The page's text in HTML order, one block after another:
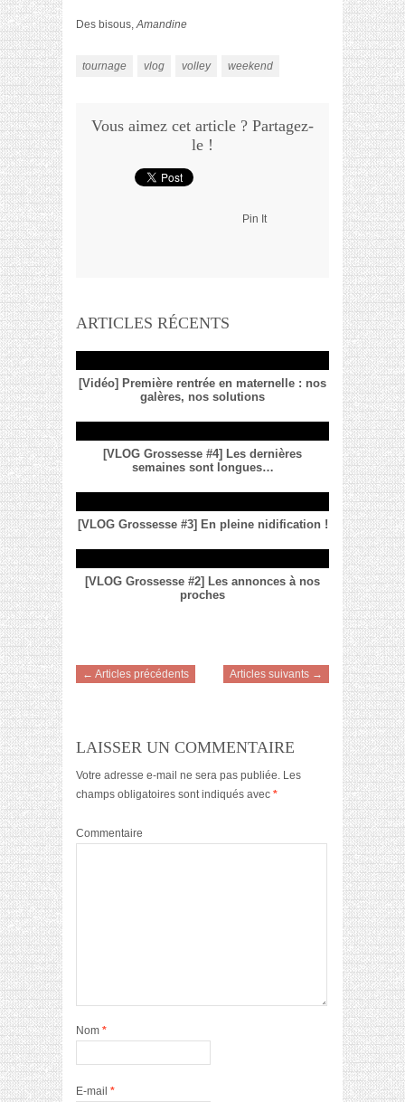
Des bisous,Amandine
tournage vlog volley weekend
Vous aimez cet article ? Partagez-
le !
Pin It
ARTICLES RÉCENTS
[Vidéo] Première rentrée en maternelle : nos
galères, nos solutions
[VLOG Grossesse #4] Les dernières
semaines sont longues…
[VLOG Grossesse #3] En pleine nidification !
[VLOG Grossesse #2] Les annonces à nos
proches
← Articles précédents Articles suivants →
LAISSER UN COMMENTAIRE
Votre adresse e-mail ne sera pas publiée. Les
champs obligatoires sont indiqués avec *
Commentaire
Nom *
E-mail *